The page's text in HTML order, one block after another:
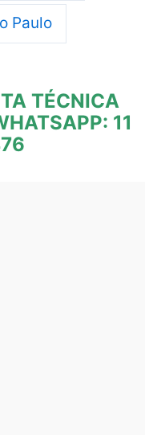
Paulo
TÉCNICA
11